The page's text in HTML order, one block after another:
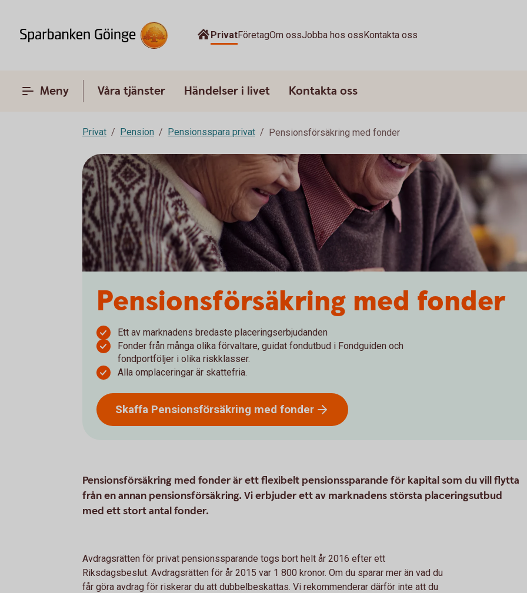
PrivatFöretagOm ossJobba hos ossKontakta oss
Meny Våra tjänster Händelser i livet Kontakta oss
Privat Pension Pensionsspara privat Pensionsförsäkring med fonder
Pensionsförsäkring med fonder
Ett av marknadens bredaste placeringserbjudanden
Fonder från många olika förvaltare, guidat fondutbud i Fondguiden och
fondportföljer i olika riskklasser.
Alla omplaceringar är skattefria.
Skaffa Pensionsförsäkring med fonder
Pensionsförsäkring med fonder är ett flexibelt pensionssparande för kapital som du vill flytta
från en annan pensionsförsäkring. Vi erbjuder ett av marknadens största placeringsutbud
med ett stort antal fonder.
Avdragsrätten för privat pensionssparande togs bort helt år 2016 efter ett
Riksdagsbeslut. Avdragsrätten för år 2015 var 1 800 kronor. Om du sparar mer än vad du
får göra avdrag för riskerar du att dubbelbeskattas. Vi rekommenderar därför inte att du